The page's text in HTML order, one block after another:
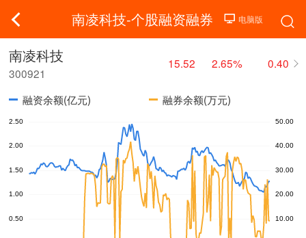
南凌科技-个股融资融券
南凌科技
300921
15.52 2.65% 0.40
融资余额(亿元) 融券余额(万元)